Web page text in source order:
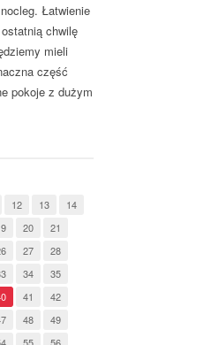
Łatwienie
chwilę
mieli
część
pokoje z dużym
12 13
14
20
21
27
28
34
35
41
42
48
49
55
56